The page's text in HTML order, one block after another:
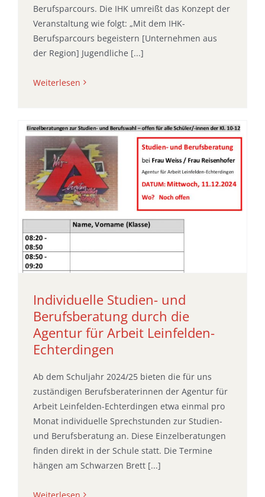
Berufsparcours. Die IHK umreißt das Konzept der
Veranstaltung wie folgt: „Mit dem IHK-
Berufsparcours begeistern [Unternehmen aus
der Region] Jugendliche [...]
Weiterlesen
Individuelle Studien- und
Berufsberatung durch die
Agentur für Arbeit Leinfelden-
Echterdingen
Ab dem Schuljahr 2024/25 bieten die für uns
zuständigen Berufsberaterinnen der Agentur für
Arbeit Leinfelden-Echterdingen etwa einmal pro
Monat individuelle Sprechstunden zur Studien-
und Berufsberatung an. Diese Einzelberatungen
finden direkt in der Schule statt. Die Termine
hängen am Schwarzen Brett [...]